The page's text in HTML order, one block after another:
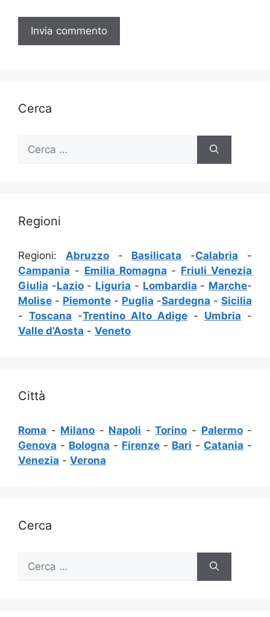
Cerca
per:
Regioni
Regioni: Abruzzo- Basilicata -Calabria -
Campania - Emilia Romagna - Friuli Venezia
Giulia -Lazio- Liguria - Lombardia - Marche-
Molise - Piemonte - Puglia -Sardegna - Sicilia
- Toscana -Trentino Alto Adige - Umbria -
Valle d’Aosta - Veneto
Città
Roma - Milano - Napoli -Torino - Palermo-
Genova - Bologna - Firenze - Bari - Catania -
Venezia - Verona
Cerca
per: